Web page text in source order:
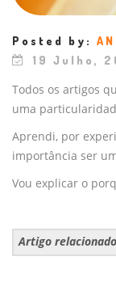
Posted by:
19 Julho,
Todos os artigos
uma
Aprendi, por
importância ser
Vou explicar o
Artigo